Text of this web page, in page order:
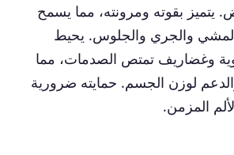
يتميز بقوته ومرونته، مما يسمح
والجري والجلوس. يحيط
وغضاريف تمتص الصدمات، مما
لوزن الجسم. حمايته ضرورية
المزمن.